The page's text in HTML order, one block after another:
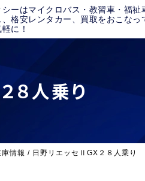
ーはマイクロバス・教習車・福祉
格安レンタカー、買取をおこなっ
に！
８人乗り
情報 / 日野リエッセⅡGX２８人乗り